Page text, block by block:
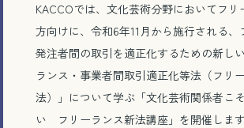
KACCOでは、文化芸術分野においてフリ
方向けに、令和6年11月から施行される、
発注者間の取引を適正化するための新し
ランス・事業者間取引適正化等法（フリ
法）」について学ぶ「文化芸術関係者こ
い フリーランス新法講座」を開催します